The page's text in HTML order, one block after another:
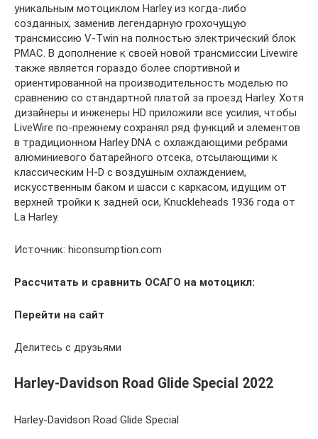
уникальным мотоциклом Harley из когда-либо
созданных, заменив легендарную грохочущую
трансмиссию V-Twin на полностью электрический блок
PMAC. В дополнение к своей новой трансмиссии Livewire
также является гораздо более спортивной и
ориентированной на производительность моделью по
сравнению со стандартной платой за проезд Harley. Хотя
дизайнеры и инженеры HD приложили все усилия, чтобы
LiveWire по-прежнему сохранял ряд функций и элементов
в традиционном Harley DNA с охлаждающими ребрами
алюминиевого батарейного отсека, отсылающими к
классическим H-D с воздушным охлаждением,
искусственным баком и шасси с каркасом, идущим от
верхней тройки к задней оси, Knuckleheads 1936 года от
La Harley.
Источник: hiconsumption.com
Рассчитать и сравнить ОСАГО на мотоцикл:
Перейти на сайт
Делитесь с друзьями
Harley-Davidson Road Glide Special 2022
Harley-Davidson Road Glide Special